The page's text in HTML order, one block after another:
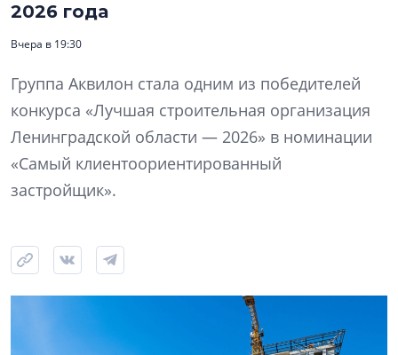
2026 года
Вчера в 19:30
Группа Аквилон стала одним из победителей
конкурса «Лучшая строительная организация
Ленинградской области — 2026» в номинации
«Самый клиентоориентированный
застройщик».